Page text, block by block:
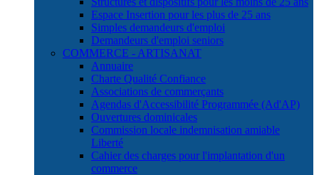
Espace Insertion pour les plus de 25 ans
Simples demandeurs d'emploi
Demandeurs d'emploi seniors
COMMERCE - ARTISANAT
Annuaire
Charte Qualité Confiance
Associations de commerçants
Agendas d'Accessibilité Programmée (Ad'AP)
Ouvertures dominicales
Commission locale indemnisation amiable
Liberté
Cahier des charges pour l'implantation d'un
commerce